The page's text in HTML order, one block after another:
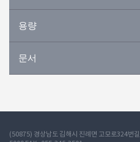
용량
문서
(50875) 경상남도 김해시 진례면 고모로324번